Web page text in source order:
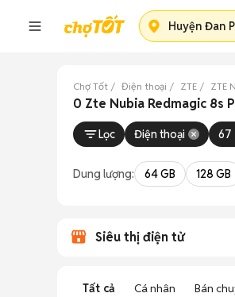
Huyện Đan
Chợ Tốt Điện thoại ZTE ZTE
0 Zte Nubia Redmagic 8s
Lọc Điện thoại 67
Dung lượng: 64 GB 128 GB
Siêu thị điện tử
Tất cả Cá nhân Bán